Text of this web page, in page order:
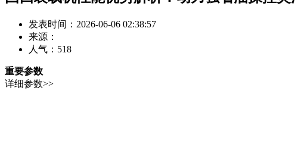
发表时间：2026-06-06 02:38:57
来源：
人气： 518
重要参数
详细参数>>